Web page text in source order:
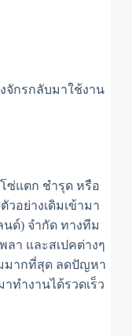
จักรกลับมาใช้งาน
ซ่แตก ชำรุด หรือ
อย่างเดิมเข้ามา
ด์) จำกัด ทางทีม
ลา และสเปคต่างๆ
มากที่สุด ลดปัญหา
ทำงานได้รวดเร็ว